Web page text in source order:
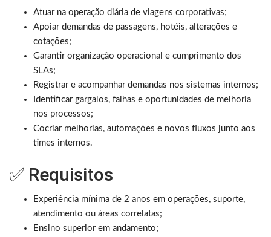
Atuar na operação diária de viagens corporativas;
Apoiar demandas de passagens, hotéis, alterações e
cotações;
Garantir organização operacional e cumprimento dos
SLAs;
Registrar e acompanhar demandas nos sistemas internos;
Identificar gargalos, falhas e oportunidades de melhoria
nos processos;
Cocriar melhorias, automações e novos fluxos junto aos
times internos.
✅ Requisitos
Experiência mínima de 2 anos em operações, suporte,
atendimento ou áreas correlatas;
Ensino superior em andamento;